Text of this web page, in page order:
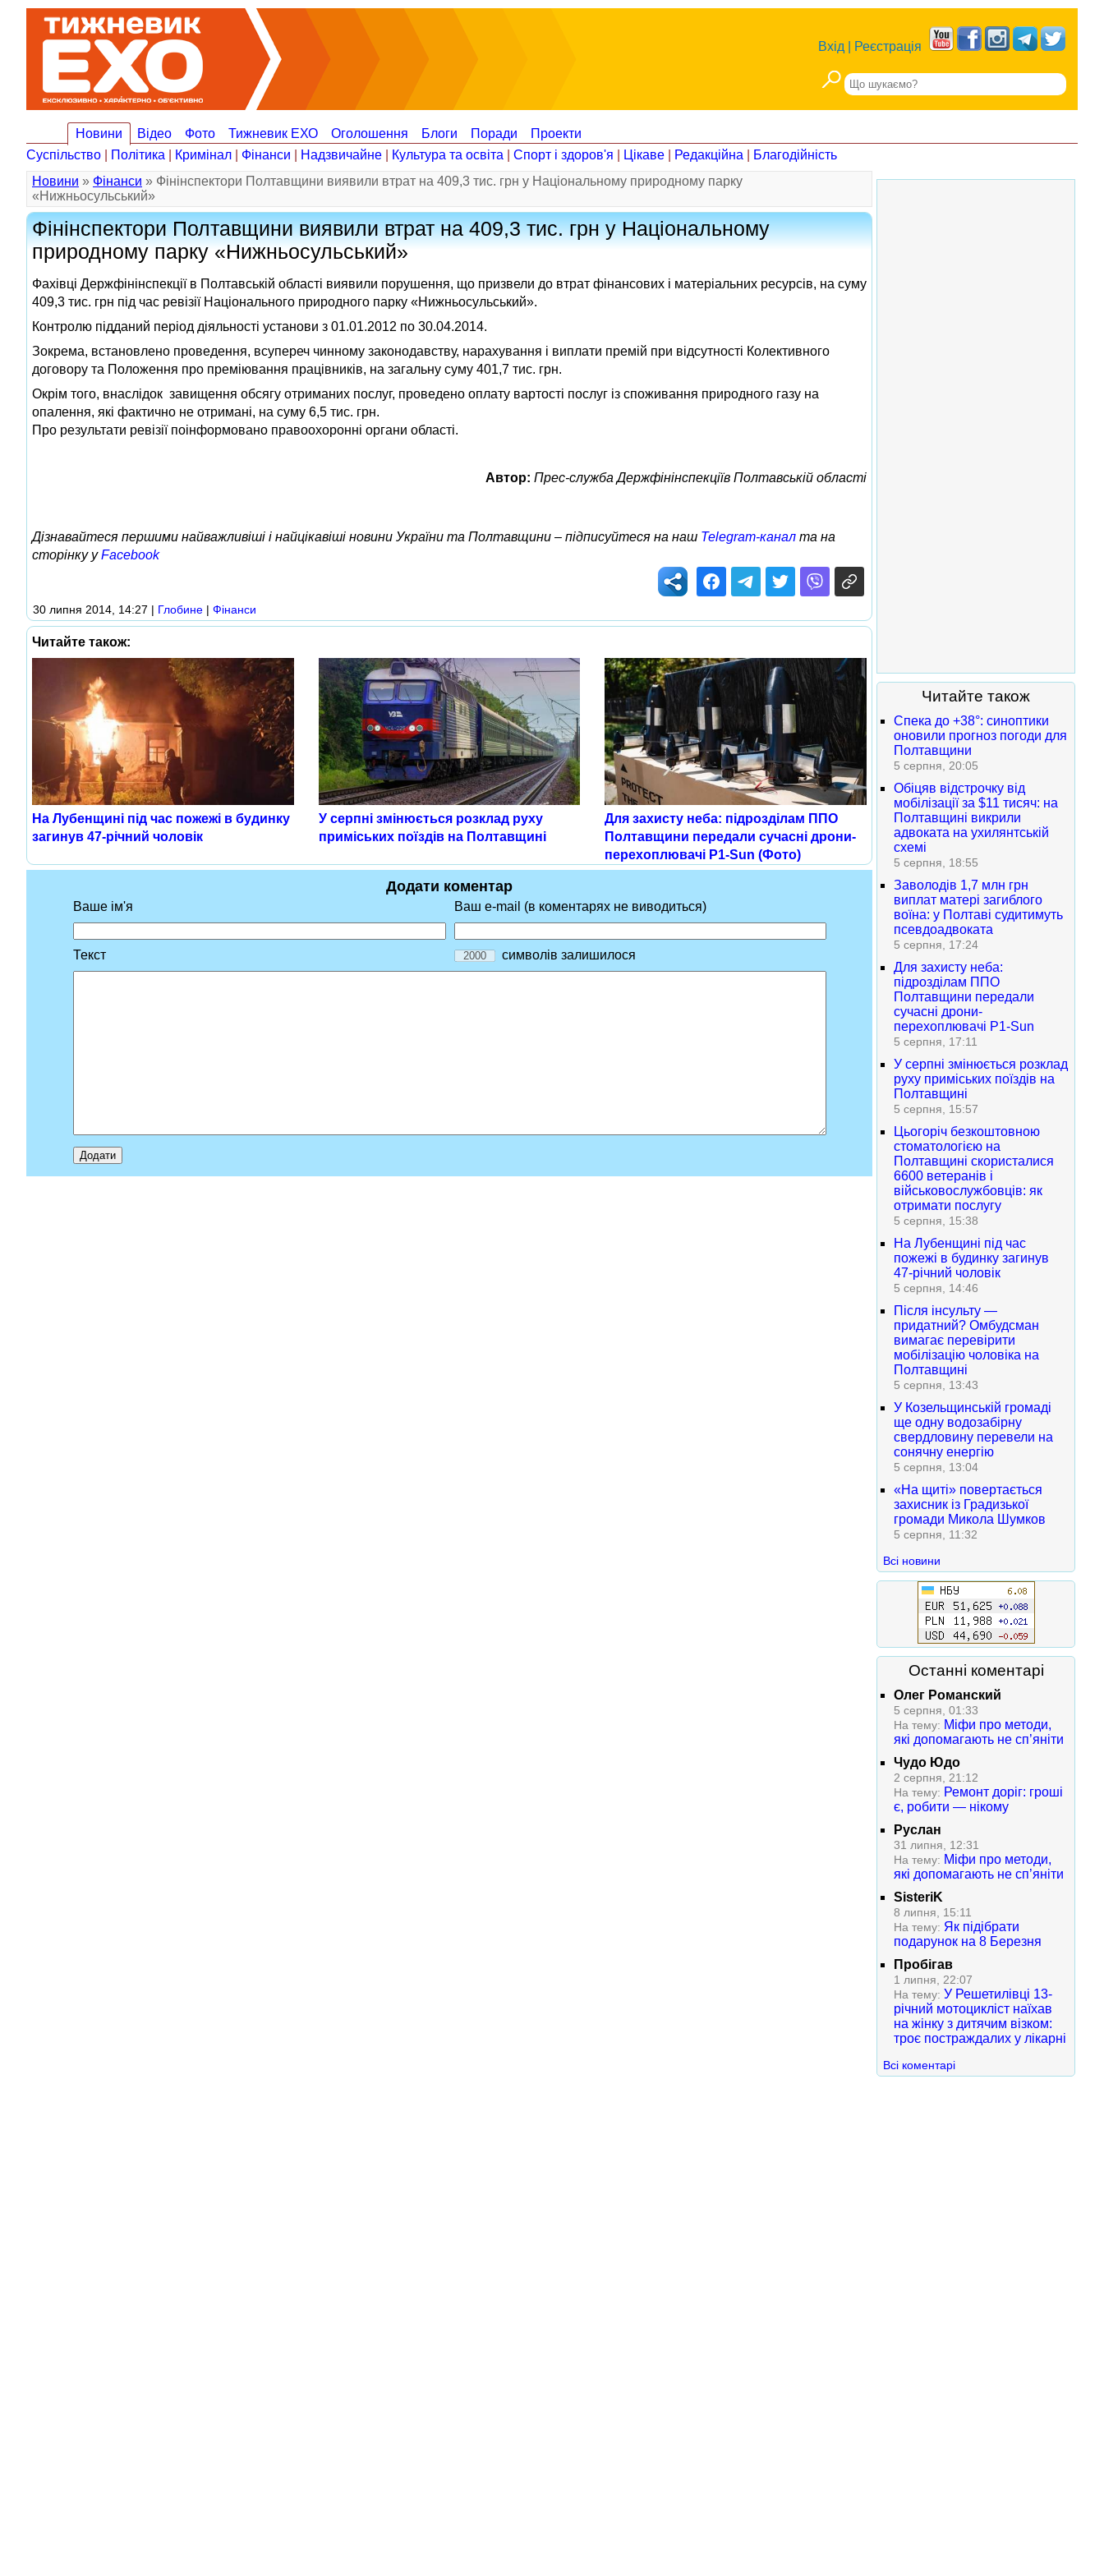
Вхід Реєстрація
Новини Відео Фото Тижневик ЕХО Оголошення Блоги Поради
Проекти
Суспільство
Політика Кримінал Фінанси Надзвичайне Культура та освіта Спорт і здоров'я Цікаве Редакційна
Благодійність
Новини » Фінанси » Фінінспектори Полтавщини виявили втрат на 409,3 тис. грн у Національному природному парку
«Нижньосульський»
Фінінспектори Полтавщини виявили втрат на 409,3 тис. грн у Національному
природному парку «Нижньосульський»
Фахівці Держфінінспекції в Полтавській області виявили порушення, що призвели до втрат фінансових і матеріальних ресурсів, на суму
409,3 тис. грн під час ревізії Національного природного парку «Нижньосульський».
Контролю підданий період діяльності установи з 01.01.2012 по 30.04.2014.
Зокрема, встановлено проведення, всупереч чинному законодавству, нарахування і виплати премій при відсутності Колективного
договору та Положення про преміювання працівників, на загальну суму 401,7 тис. грн.
Окрім того, внаслідок завищення обсягу отриманих послуг, проведено оплату вартості послуг із споживання природного газу на
опалення, які фактично не отримані, на суму 6,5 тис. грн.
Про результати ревізії поінформовано правоохоронні органи області.
Автор: Прес-служба Держфінінспекціїв Полтавській області
Дізнавайтеся першими найважливіші і найцікавіші новини України та Полтавщини – підписуйтеся на наш Telegram-канал та на
сторінку уFacebook
30 липня 2014, 14:27 | Глобине | Фінанси
Читайте також:
На Лубенщині під час пожежі в будинку
загинув 47-річний чоловік
У серпні змінюється розклад руху
приміських поїздів на Полтавщині
Для захисту неба: підрозділам ППО
Полтавщини передали сучасні дрони-
перехоплювачі P1-Sun (Фото)
Додати коментар
Ваше ім'я Ваш e-mail (в коментарях не виводиться)
Текст символів залишилося
Читайте також
Спека до +38°: синоптики
оновили прогноз погоди для
Полтавщини
5 серпня, 20:05
Обіцяв відстрочку від
мобілізації за $11 тисяч: на
Полтавщині викрили
адвоката на ухилянтській
схемі
5 серпня, 18:55
Заволодів 1,7 млн грн
виплат матері загиблого
воїна: у Полтаві судитимуть
псевдоадвоката
5 серпня, 17:24
Для захисту неба:
підрозділам ППО
Полтавщини передали
сучасні дрони-
перехоплювачі P1-Sun
5 серпня, 17:11
У серпні змінюється розклад
руху приміських поїздів на
Полтавщині
5 серпня, 15:57
Цьогоріч безкоштовною
стоматологією на
Полтавщині скористалися
6600 ветеранів і
військовослужбовців: як
отримати послугу
5 серпня, 15:38
На Лубенщині під час
пожежі в будинку загинув
47-річний чоловік
5 серпня, 14:46
Після інсульту —
придатний? Омбудсман
вимагає перевірити
мобілізацію чоловіка на
Полтавщині
5 серпня, 13:43
У Козельщинській громаді
ще одну водозабірну
свердловину перевели на
сонячну енергію
5 серпня, 13:04
«На щиті» повертається
захисник із Градизької
громади Микола Шумков
5 серпня, 11:32
Всі новини
Останні коментарі
Олег Романский
5 серпня, 01:33
На тему: Міфи про методи,
які допомагають не сп’яніти
Чудо Юдо
2 серпня, 21:12
На тему: Ремонт доріг: гроші
є, робити — нікому
Руслан
31 липня, 12:31
На тему: Міфи про методи,
які допомагають не сп’яніти
SisteriK
8 липня, 15:11
На тему: Як підібрати
подарунок на 8 Березня
Пробігав
1 липня, 22:07
На тему: У Решетилівці 13-
річний мотоцикліст наїхав
на жінку з дитячим візком:
троє постраждалих у лікарні
Всі коментарі